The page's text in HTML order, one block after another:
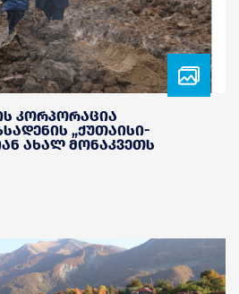
კორპორაცია
„ქუთაისი-
ახალ მონაკვეთს